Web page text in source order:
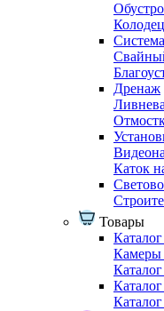
Колодец
Дренаж
Каток
Товары
Камеры